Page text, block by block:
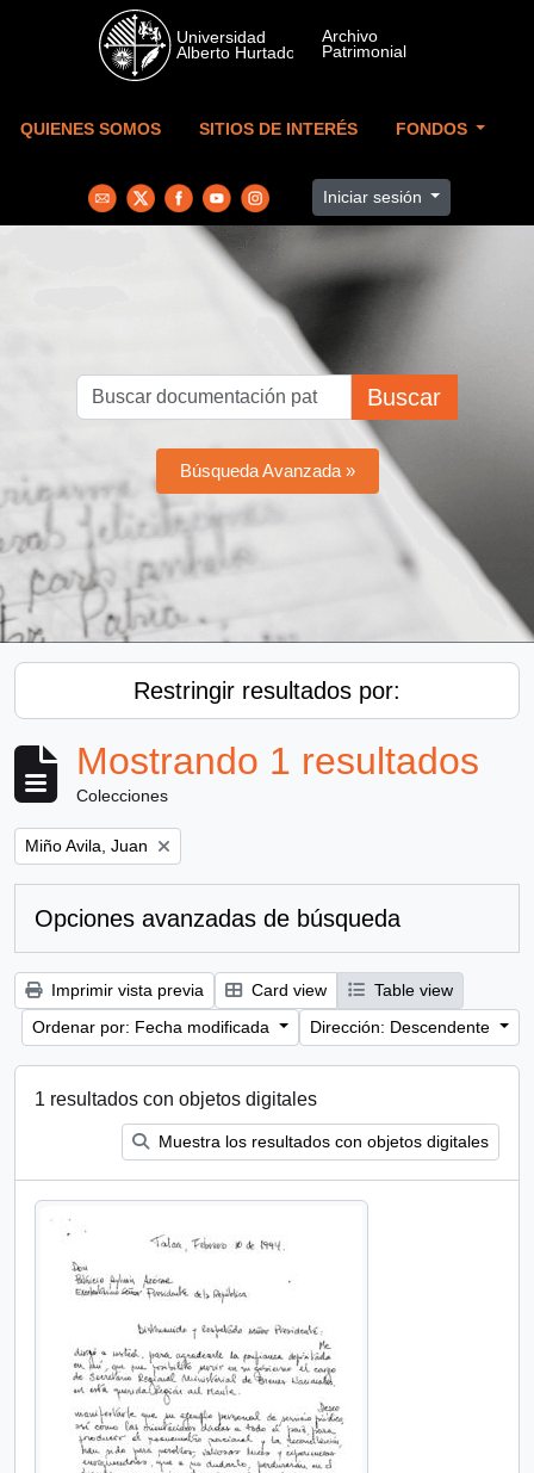
Skip to main content
QUIENES SOMOS SITIOS DE INTERÉS FONDOS
Iniciar sesión
Buscar
Búsqueda Avanzada »
Restringir resultados por:
Mostrando 1 resultados
Colecciones
Remove filter:
Miño Avila, Juan
Opciones avanzadas de búsqueda
Imprimir vista previa Card view
Table view
Ordenar por: Fecha modificada
Dirección: Descendente
1 resultados con objetos digitales
Muestra los resultados con objetos digitales